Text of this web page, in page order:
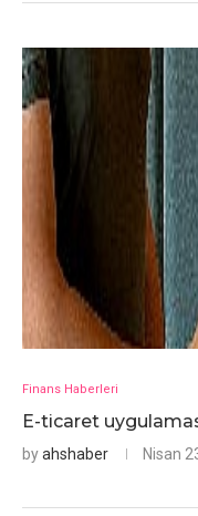
Finans Haberleri
E-ticaret
byahshaber Nisan